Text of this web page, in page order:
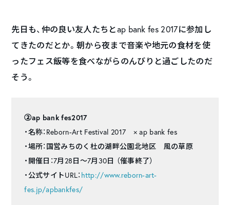
先日も、仲の良い友人たちとap bank fes 2017に参加し
てきたのだとか。朝から夜まで音楽や地元の食材を使
ったフェス飯等を食べながらのんびりと過ごしたのだ
そう。
②ap bank fes2017
・名称：Reborn-Art Festival 2017 × ap bank fes
・場所：国営みちのく杜の湖畔公園北地区 風の草原
・開催日：7月28日〜7月30日 （催事終了）
・公式サイトURL： http://www.reborn-art-
fes.jp/apbankfes/